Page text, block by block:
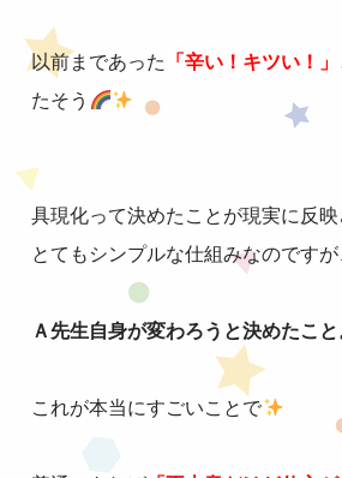
以前まであった 「辛い！キツい！」
たそう
具現化って決めたことが現実に反映
とてもシンプルな仕組みなのですが
Ａ先生自身が変わろうと決めたこと
これが本当にすごいことで